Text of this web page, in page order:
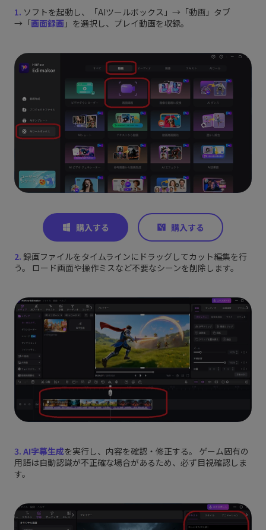
1. ソフトを起動し、「AIツールボックス」→「動画」タブ
→「画面録画 」を選択し、プレイ動画を収録。
2. 録画ファイルをタイムラインにドラッグしてカット編集を行
う。 ロード画面や操作ミスなど不要なシーンを削除します。
3. AI字幕生成を実行し、内容を確認・修正する。 ゲーム固有の
用語は自動認識が不正確な場合があるため、必ず目視確認しま
す。